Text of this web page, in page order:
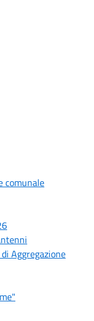
comunale
Aggregazione